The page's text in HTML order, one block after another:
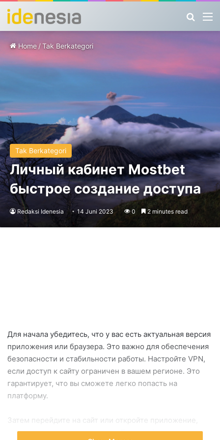
Home /Tak Berkategori
Tak Berkategori
Личный кабинет Mostbet
быстрое создание доступа
Redaksi Idenesia 14 Juni 2023 0 2 minutes read
Для начала убедитесь, что у вас есть актуальная версия
приложения или браузера. Это важно для обеспечения
безопасности и стабильности работы. Настройте VPN,
если доступ к сайту ограничен в вашем регионе. Это
гарантирует, что вы сможете легко попасть на
платформу.
Затем перейдите на сайт или откройте приложение,
введите свои учетные данные. Если ещё не